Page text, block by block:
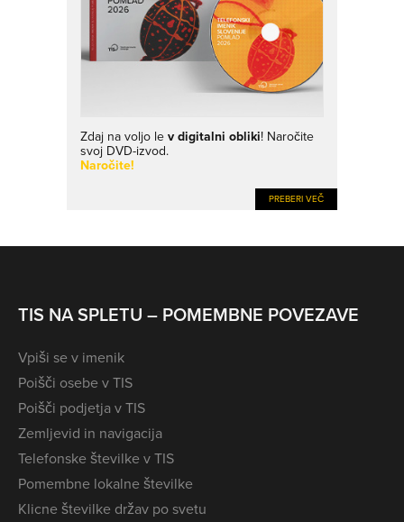
Zdaj na voljo lev digitalni obliki! Naročite
svoj DVD-izvod.
Naročite!
PREBERI VEČ
TIS NA SPLETU – POMEMBNE POVEZAVE
Vpiši se v imenik
Poišči osebe v TIS
Poišči podjetja v TIS
Zemljevid in navigacija
Telefonske številke v TIS
Pomembne lokalne številke
Klicne številke držav po svetu